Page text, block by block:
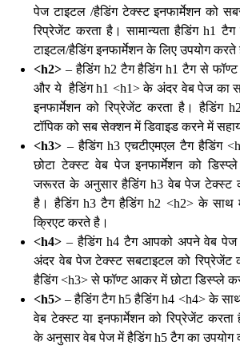
पेज टाइटल /हैडिंग टेक्स्ट इनफार्मेशन को
रिप्रेजेंट करता है। सामान्यता हैडिंग h1
टाइटल/हैडिंग इनफार्मेशन के लिए उपयोग करते
<h2> – हैडिंग h2 टैग हैडिंग h1 टैग से फॉण्ट
और ये हैडिंग h1 <h1> के अंदर वेब पेज का
इनफार्मेशन को रिप्रेजेंट करता है। हैडिंग
टॉपिक को सब सेक्शन में डिवाइड करने में
<h3> – हैडिंग h3 एचटीएमएल टैग हैडिंग
छोटा टेक्स्ट वेब पेज इनफार्मेशन को
जरूरत के अनुसार हैडिंग h3 वेब पेज टेक्स्ट
है। हैडिंग h3 टैग हैडिंग h2 <h2> के साथ
क्रिएट करते है।
<h4> – हैडिंग h4 टैग आपको अपने वेब पेज
अंदर वेब पेज टेक्स्ट सबटाइटल को रिप्रेजेंट
हैडिंग <h3> से फॉण्ट आकर में छोटा डिस्प्ले
<h5> – हैडिंग टैग h5 हैडिंग h4 <h4> के
वेब टेक्स्ट या इनफार्मेशन को रिप्रेजेंट
के अनुसार वेब पेज में हैडिंग h5 टैग का